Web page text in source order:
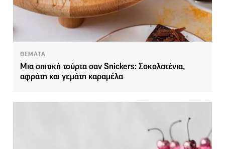
ΘΕΜΑΤΑ
Μια σπιτική τούρτα σαν Snickers: Σοκολατένια,
αφράτη και γεμάτη καραμέλα